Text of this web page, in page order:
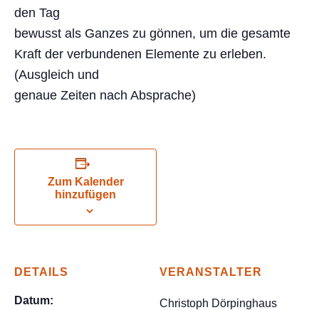
den Tag
bewusst als Ganzes zu gönnen, um die gesamte
Kraft der verbundenen Elemente zu erleben.
(Ausgleich und
genaue Zeiten nach Absprache)
Zum Kalender
hinzufügen
DETAILS
Datum:
VERANSTALTER
Christoph Dörpinghaus